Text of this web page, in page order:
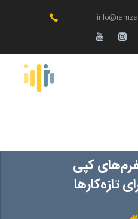
کپی
تازه‌کارها